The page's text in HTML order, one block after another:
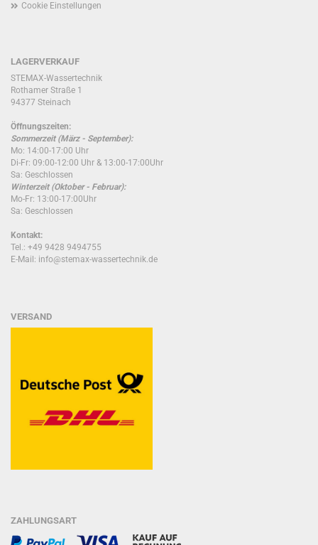
Cookie Einstellungen
LAGERVERKAUF
STEMAX-Wassertechnik
Rothamer Straße 1
94377 Steinach
Öffnungszeiten:
Sommerzeit (März - September):
Mo: 14:00-17:00 Uhr
Di-Fr: 09:00-12:00 Uhr & 13:00-17:00Uhr
Sa: Geschlossen
Winterzeit (Oktober - Februar):
Mo-Fr: 13:00-17:00Uhr
Sa: Geschlossen
Kontakt:
Tel.: +49 9428 9494755
E-Mail: info@stemax-wassertechnik.de
VERSAND
ZAHLUNGSART